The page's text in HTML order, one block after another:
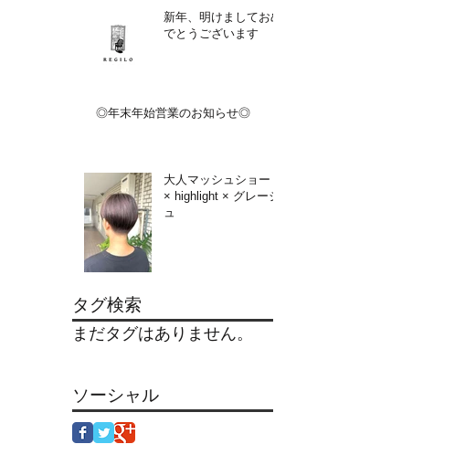
新年、明けましておめ
でとうございます
◎年末年始営業のお知らせ◎
大人マッシュショート
× highlight × グレージ
ュ
タグ検索
まだタグはありません。
ソーシャル